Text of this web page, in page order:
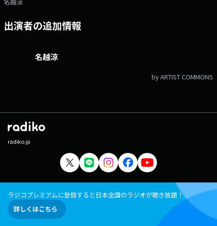
出演者の追加情報
名越涼
by ARTIST COMMONS
radiko.jp
ラジコプレミアムに登録すると日本全国のラジオが聴き放題！
詳しくはこちら